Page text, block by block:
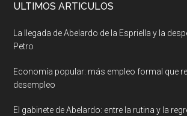
ULTIMOS ARTICULOS
La llegada de Abelardo de la Espriella y la
Petro
Economía popular: más empleo formal que
desempleo
El gabinete de Abelardo: entre la rutina y la